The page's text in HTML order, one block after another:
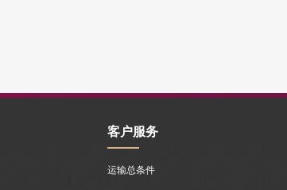
客户服务
运输总条件